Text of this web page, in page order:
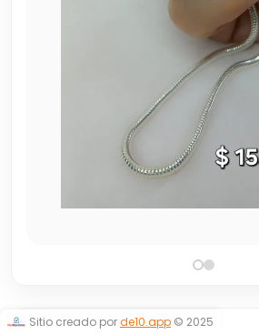
Sitio creado porde10.app © 2025